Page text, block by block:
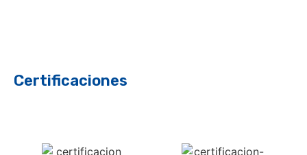
Certificaciones